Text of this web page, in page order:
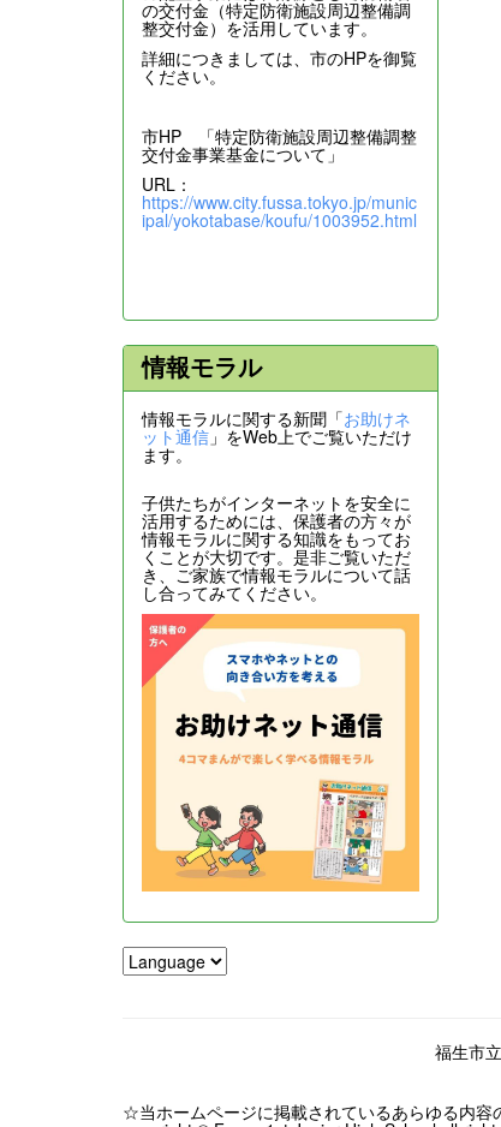
の交付金（特定防衛施設周辺整備調
整交付金）を活用しています。
詳細につきましては、市のHPを御覧
ください。
市HP 「特定防衛施設周辺整備調整
交付金事業基金について」
URL：
https://www.city.fussa.tokyo.jp/munic
ipal/yokotabase/koufu/1003952.html
情報モラル
情報モラルに関する新聞「お助けネ
ット通信 」をWeb上でご覧いただけ
ます。
子供たちがインターネットを安全に
活用するためには、保護者の方々が
情報モラルに関する知識をもってお
くことが大切です。是非ご覧いただ
き、ご家族で情報モラルについて話
し合ってみてください。
福生市
☆当ホームページに掲載されているあらゆる内容